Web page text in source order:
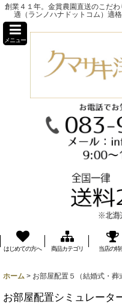
創業４１年。金賞農園直送のこだ
適（ランノハナドットコム）適
メニュー
はじめての方へ 商品カテゴリ 当店の特
ホーム > お部屋配置５（結婚式・葬
お部屋配置シミュレータ